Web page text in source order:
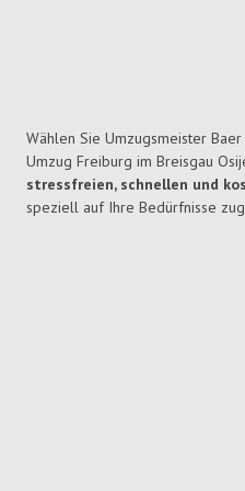
Wählen Sie Umzugsmeister
Umzug Freiburg im Breisgau
stressfreien, schnellen und
speziell auf Ihre Bedürfnisse